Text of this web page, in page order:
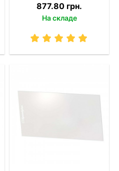
877.80 грн.
На складе